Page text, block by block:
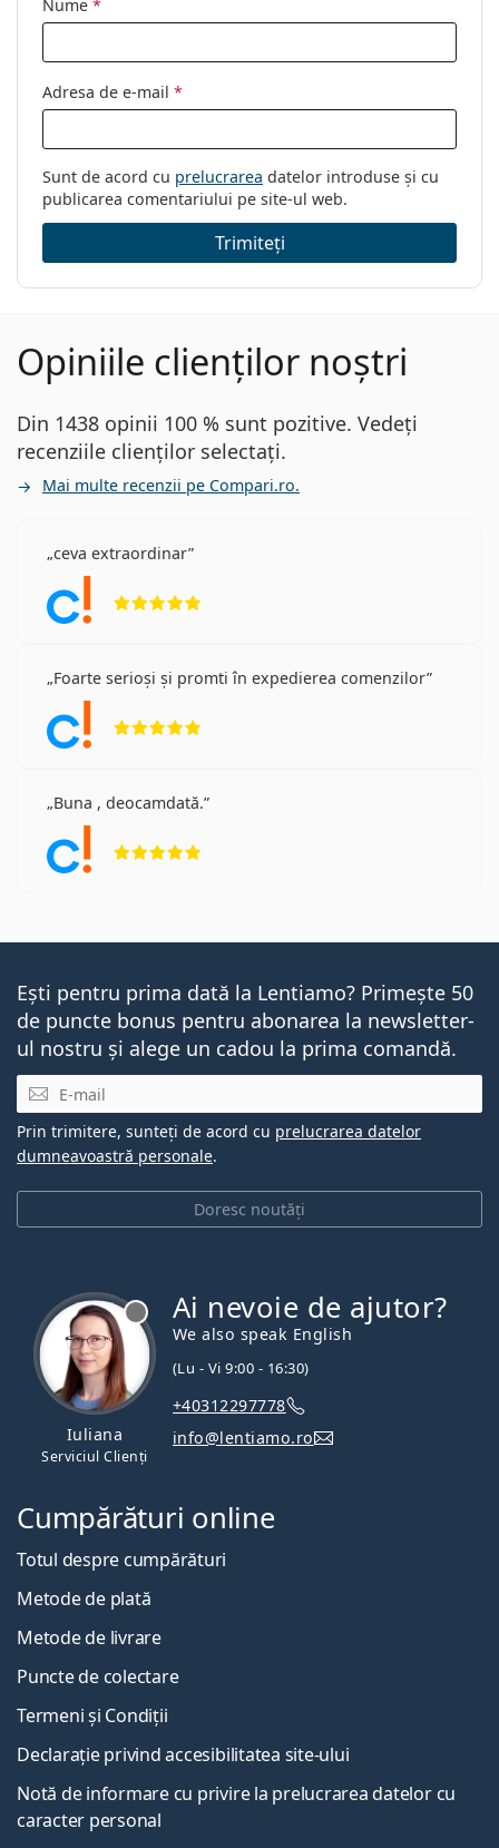
Nume *
Adresa de e-mail *
Sunt de acord cu prelucrarea datelor introduse și cu
publicarea comentariului pe site-ul web.
Trimiteți
Opiniile clienților noștri
Din 1438 opinii 100 % sunt pozitive. Vedeți
recenziile clienților selectați.
Mai multe recenzii pe Compari.ro.
ceva extraordinar
Foarte serioși și promti în expedierea comenzilor
Buna , deocamdată.
Ești pentru prima dată la Lentiamo? Primește 50
de puncte bonus pentru abonarea la newsletter-
ul nostru și alege un cadou la prima comandă.
E-mail
Doresc noutăți
Prin trimitere, sunteți de acord cu prelucrarea datelor
dumneavoastră personale.
Iuliana
Serviciul Clienți
Ai nevoie de ajutor?
We also speak English
(Lu - Vi 9:00 - 16:30)
+40312297778
info@lentiamo.ro
Cumpărături online
Totul despre cumpărături
Metode de plată
Metode de livrare
Puncte de colectare
Termeni și Condiții
Declarație privind accesibilitatea site-ului
Notă de informare cu privire la prelucrarea datelor cu
caracter personal